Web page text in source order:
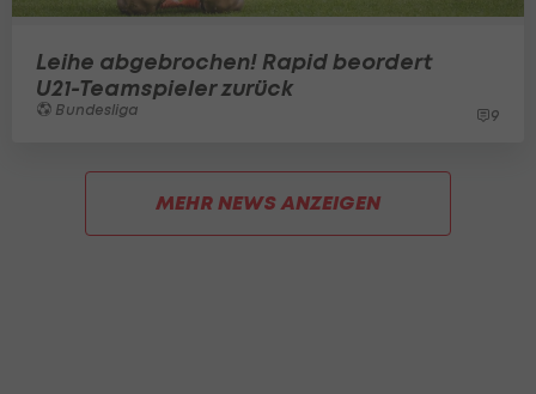
Leihe abgebrochen! Rapid beordert
U21-Teamspieler zurück
Bundesliga 9
MEHR NEWS ANZEIGEN